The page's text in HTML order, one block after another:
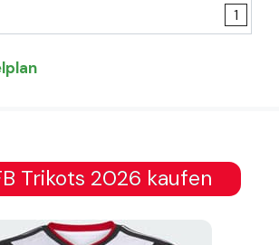
1
Trikots 2026 kaufen